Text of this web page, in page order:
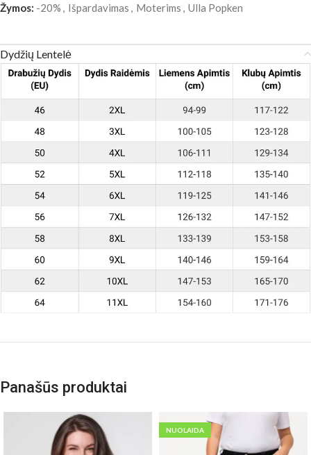
Žymos: -20% Išpardavimas Moterims Ulla Popken
Dydžių Lentelė
Panašūs produktai
NUOLAIDA